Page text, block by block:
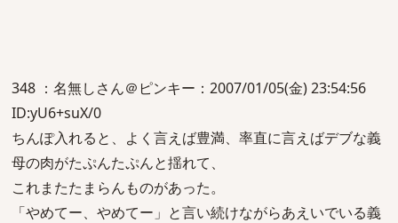
348 ：名無しさん＠ピンキー：2007/01/05(金) 23:54:56
ID:yU6+suX/0
ちんぽ入れると、よく言えば豊満、率直に言えばデブな義
母の肉がたぷんたぷんと揺れて、
これまたたまらんものがあった。
「やめてー、やめてー」と言い続けながらあえいでいる義